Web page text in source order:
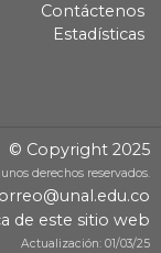
Contáctenos
Estadísticas
© Copyright 2025
derechos reservados.
de este sitio web
Actualización: 01/03/25